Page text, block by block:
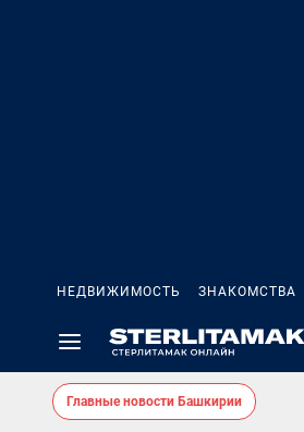
НЕДВИЖИМОСТЬ ЗНАКОМСТВА
Главные новости Башкирии